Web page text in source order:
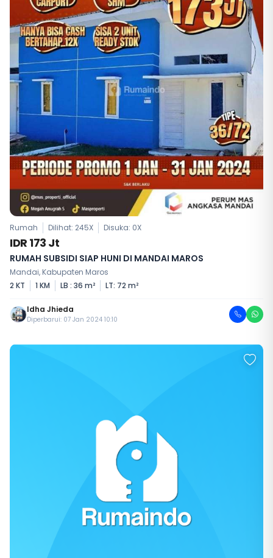
Rumah Dilihat: 245X Disuka: 0X
IDR 173 Jt
RUMAH SUBSIDI SIAP HUNI DI MANDAI MAROS
Mandai, Kabupaten Maros
2 KT
1 KM LB : 36 m² LT: 72 m²
Idha Jhieda
Diperbarui: 07 Jan 2024 10:10